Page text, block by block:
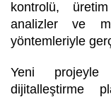
kontrolü,
analizler ve
yöntemleriyle
Yeni projeyle
dijitalleştirme